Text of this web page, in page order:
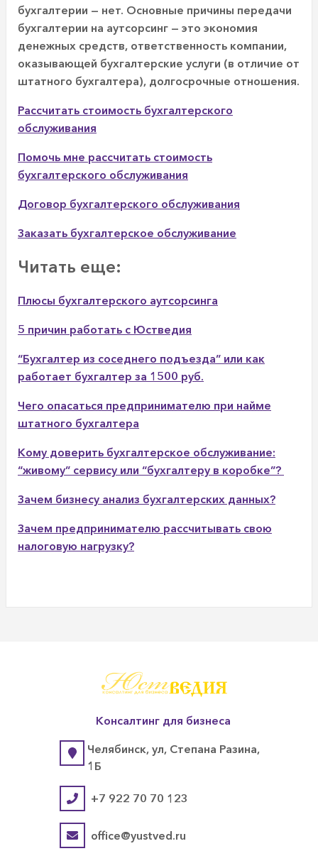
бухгалтерии — нет. Основные причины передачи
бухгалтерии на аутсорсинг — это экономия
денежных средств, ответственность компании,
оказывающей бухгалтерские услуги (в отличие от
штатного бухгалтера), долгосрочные отношения.
Рассчитать стоимость бухгалтерского
обслуживания
Помочь мне рассчитать стоимость
бухгалтерского обслуживания
Договор бухгалтерского обслуживания
Заказать бухгалтерское обслуживание
Читать еще:
Плюсы бухгалтерского аутсорсинга
5 причин работать с Юстведия
“Бухгалтер из соседнего подъезда” или как
работает бухгалтер за 1500 руб.
Чего опасаться предпринимателю при найме
штатного бухгалтера
Кому доверить бухгалтерское обслуживание:
“живому” сервису или “бухгалтеру в коробке”?
Зачем бизнесу анализ бухгалтерских данных?
Зачем предпринимателю рассчитывать свою
налоговую нагрузку?
Консалтинг для бизнеса
Челябинск, ул, Степана Разина,
1Б
+7 922 70 70 123
office@yustved.ru